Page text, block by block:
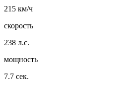
215 км/ч
скорость
238 л.с.
мощность
7.7 сек.